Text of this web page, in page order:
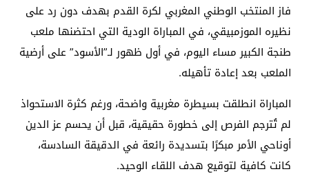
فاز المنتخب الوطني المغربي لكرة القدم بهدف دون رد على
نظيره الموزمبيقي، في المباراة الودية التي احتضنها ملعب
طنجة الكبير مساء اليوم، في أول ظهور لـ”الأسود” على أرضية
الملعب بعد إعادة تأهيله.
المباراة انطلقت بسيطرة مغربية واضحة، ورغم كثرة الاستحواذ
لم تُترجم الفرص إلى خطورة حقيقية، قبل أن يحسم عز الدين
أوناحي الأمر مبكرًا بتسديدة رائعة في الدقيقة السادسة،
كانت كافية لتوقيع هدف اللقاء الوحيد.